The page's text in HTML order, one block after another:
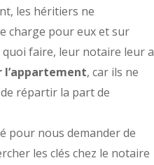
les héritiers ne
charge pour eux et sur
faire, leur notaire leur a
l’appartement, car ils ne
répartir la part de
pour nous demander de
les clés chez le notaire